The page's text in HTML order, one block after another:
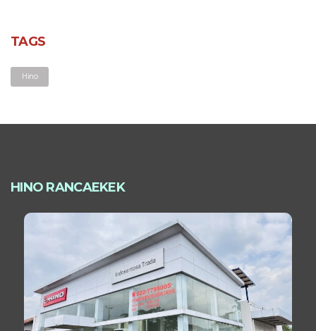
TAGS
Hino
HINO RANCAEKEK